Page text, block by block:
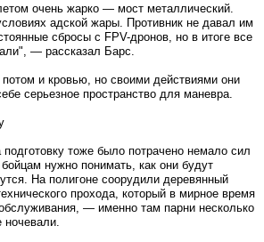
очень жарко — мост металлический.
адской жары. Противник не давал им
сбросы с FPV-дронов, но в итоге все
— рассказал Барс.
и кровью, но своими действиями они
серьезное пространство для маневра.
подготовку тоже было потрачено немало сил
нужно понимать, как они будут
На полигоне соорудили деревянный
прохода, который в мирное время
— именно там парни несколько